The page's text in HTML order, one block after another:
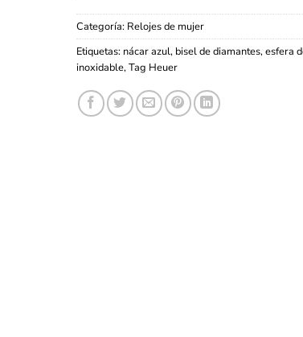
Categoría: Relojes de mujer
Etiquetas: nácar azul, bisel de diamantes,esfera
inoxidable,Tag Heuer